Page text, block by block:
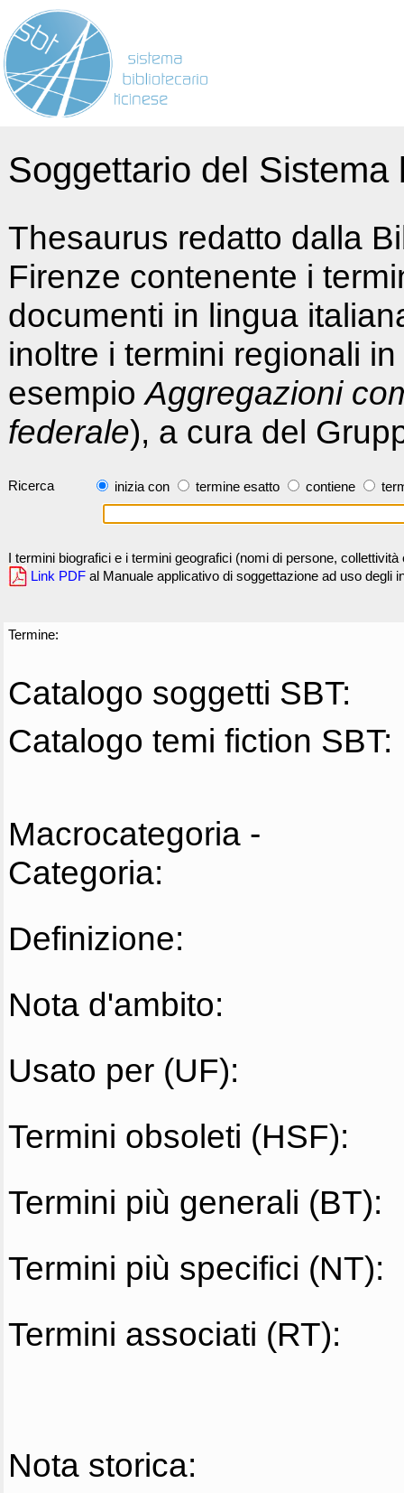
Soggettario del
Thesaurus redatto dalla
Firenze contenente i
documenti in lingua
inoltre i termini regionali
esempioAggregazioni
federale), a cura del
Ricerca inizia con termine esatto contiene
I termini biografici e i termini geografici (nomi di persone,
Link PDF al Manuale applicativo di soggettazione ad uso degli
Termine:
Catalogo soggetti SBT:
Catalogo temi fiction SBT:
Macrocategoria -
Categoria:
Definizione:
Nota d'ambito:
Usato per (UF):
Termini obsoleti (HSF):
Termini più generali (BT):
Termini più specifici (NT):
Termini associati (RT):
Nota storica: